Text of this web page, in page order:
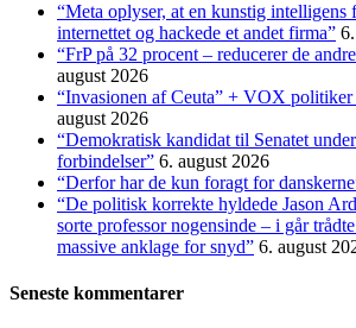
“Meta oplyser, at en kunstig intelligens
internettet og hackede et andet firma”
“FrP på 32 procent – reducerer de
august 2026
“Invasionen af Ceuta” + VOX
august 2026
“Demokratisk kandidat til Senatet
forbindelser” 6. august 2026
“Derfor har de kun foragt for
“De politisk korrekte hyldede Jason
sorte professor nogensinde – i går
massive anklage for snyd” 6. august
Seneste kommentarer